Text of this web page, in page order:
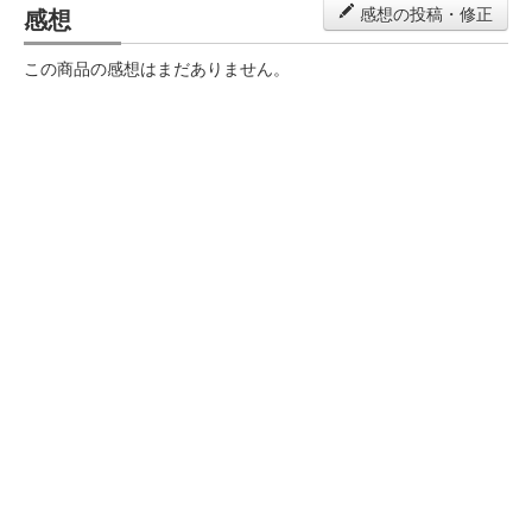
感想 感想の投稿・修正
この商品の感想はまだありません。